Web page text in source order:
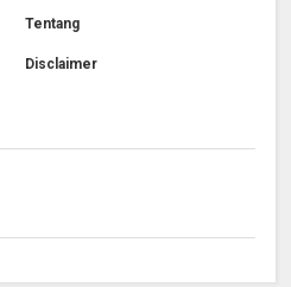
Tentang
Disclaimer